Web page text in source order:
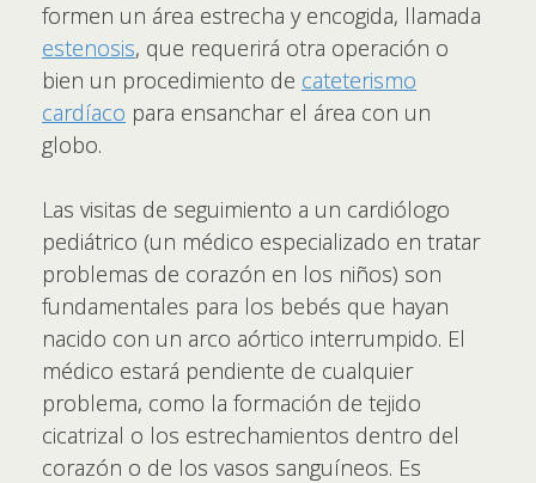
formen un área estrecha y encogida, llamada
estenosis, que requerirá otra operación o
bien un procedimiento de cateterismo
cardíaco para ensanchar el área con un
globo.
Las visitas de seguimiento a un cardiólogo
pediátrico (un médico especializado en tratar
problemas de corazón en los niños) son
fundamentales para los bebés que hayan
nacido con un arco aórtico interrumpido. El
médico estará pendiente de cualquier
problema, como la formación de tejido
cicatrizal o los estrechamientos dentro del
corazón o de los vasos sanguíneos. Es